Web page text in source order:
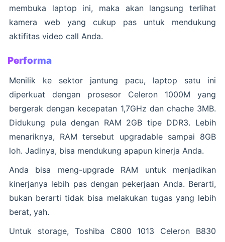
membuka laptop ini, maka akan langsung terlihat
kamera web yang cukup pas untuk mendukung
aktifitas video call Anda.
Performa
Menilik ke sektor jantung pacu, laptop satu ini
diperkuat dengan prosesor Celeron 1000M yang
bergerak dengan kecepatan 1,7GHz dan chache 3MB.
Didukung pula dengan RAM 2GB tipe DDR3. Lebih
menariknya, RAM tersebut upgradable sampai 8GB
loh. Jadinya, bisa mendukung apapun kinerja Anda.
Anda bisa meng-upgrade RAM untuk menjadikan
kinerjanya lebih pas dengan pekerjaan Anda. Berarti,
bukan berarti tidak bisa melakukan tugas yang lebih
berat, yah.
Untuk storage, Toshiba C800 1013 Celeron B830